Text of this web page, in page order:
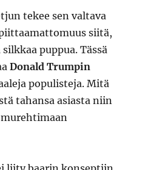
tekee sen valtava
siitä,
puppua. Tässä
Donald Trumpin
populisteja. Mitä
tahansa asiasta niin